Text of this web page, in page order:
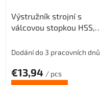
Výstružník strojní s
válcovou stopkou HSS,
Dodání do 3 pracovních dnů
€13,94 / pcs